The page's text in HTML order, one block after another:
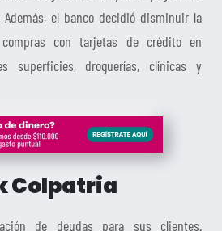
el banco decidió disminuir la
con tarjetas de crédito en
superficies, droguerías, clínicas y
Colpatria
de deudas para sus clientes.